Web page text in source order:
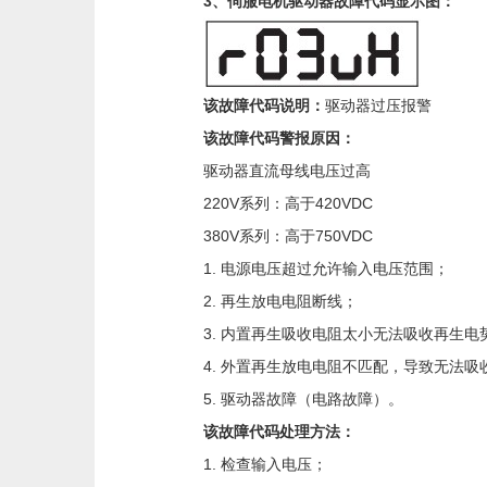
该故障代码说明： 驱动器过压报警
该故障代码警报原因：
驱动器直流母线电压过高
220V系列：高于420VDC
380V系列：高于750VDC
1. 电源电压超过允许输入电压范围；
2. 再生放电电阻断线；
3. 内置再生吸收电阻太小无法吸收再生电
4. 外置再生放电电阻不匹配，导致无法吸
5. 驱动器故障（电路故障）。
该故障代码处理方法：
1. 检查输入电压；